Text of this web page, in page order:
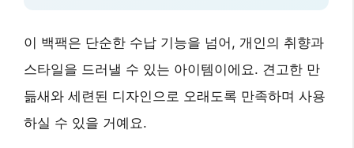
이 백팩은 단순한 수납 기능을 넘어, 개인의 취향과
스타일을 드러낼 수 있는 아이템이에요. 견고한 만
듦새 와 세련된 디자인으로 오래도록 만족하며 사용
하실 수 있을 거예요.